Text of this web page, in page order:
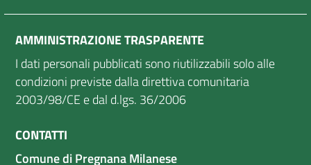
AMMINISTRAZIONE TRASPARENTE
I dati personali pubblicati sono riutilizzabili solo alle
condizioni previste dalla direttiva comunitaria
2003/98/CE e dal d.lgs. 36/2006
CONTATTI
Comune di Pregnana Milanese